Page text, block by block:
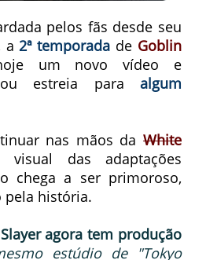
pelos fãs desde seu
a2ª temporada de Goblin
um novo vídeo e
estreia paraalgum
nas mãos daWhite
das adaptações
chega a ser primoroso,
pela história.
agora tem produção
estúdio de "Tokyo